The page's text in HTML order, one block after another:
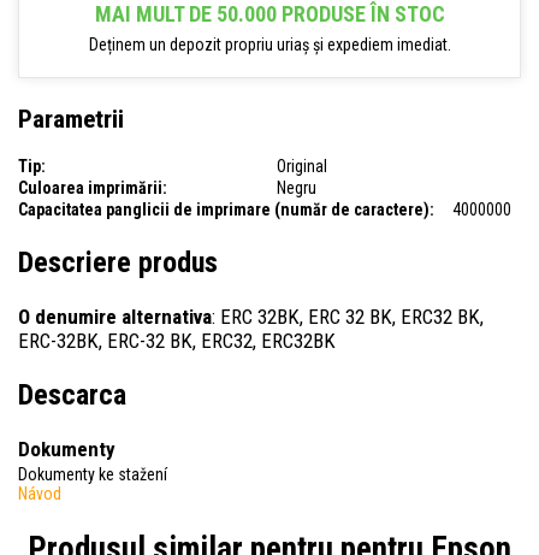
MAI MULT DE 50.000 PRODUSE ÎN STOC
Deținem un depozit propriu uriaș și expediem imediat.
Parametrii
Tip:
Original
Culoarea imprimării:
Negru
Capacitatea panglicii de imprimare (număr de caractere):
4000000
Descriere produs
O denumire alternativa: ERC 32BK, ERC 32 BK, ERC32 BK,
ERC-32BK, ERC-32 BK, ERC32, ERC32BK
Descarca
Dokumenty
Dokumenty ke stažení
Návod